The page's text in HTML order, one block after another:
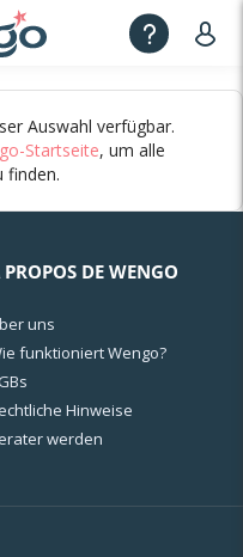
Auswahl verfügbar.
Startseite, um alle
finden.
PROPOS DE WENGO
uns
funktioniert Wengo?
Hinweise
werden